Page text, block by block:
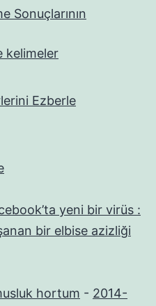
Sonuçlarının
kelimeler
Ezberle
yeni bir virüs :
bir elbise azizliği
hortum - 2014-